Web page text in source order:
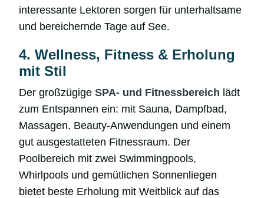
interessante Lektoren sorgen für unterhaltsame
und bereichernde Tage auf See.
4. Wellness, Fitness & Erholung
mit Stil
Der großzügigeSPA- und Fitnessbereich lädt
zum Entspannen ein: mit Sauna, Dampfbad,
Massagen, Beauty-Anwendungen und einem
gut ausgestatteten Fitnessraum. Der
Poolbereich mit zwei Swimmingpools,
Whirlpools und gemütlichen Sonnenliegen
bietet beste Erholung mit Weitblick auf das